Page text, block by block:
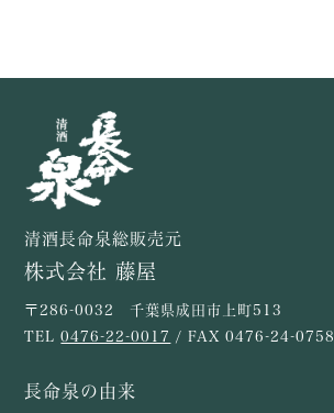
清酒長命泉総販売元
株式会社 藤屋
〒286-0032 千葉県成田市上町513
TEL0476-22-0017 / FAX 0476-24-0758
長命泉の由来